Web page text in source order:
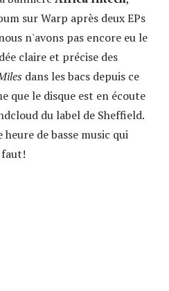
sur Warp après deux EPs
n'avons pas encore eu le
claire et précise des
dans les bacs depuis ce
que le disque est en écoute
du label de Sheffield.
de basse music qui
faut!